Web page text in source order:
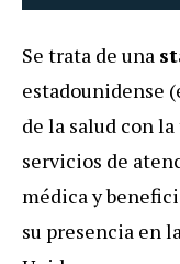
Se trata de una
estadounidense
de la salud con
servicios de
médica y
su presencia en